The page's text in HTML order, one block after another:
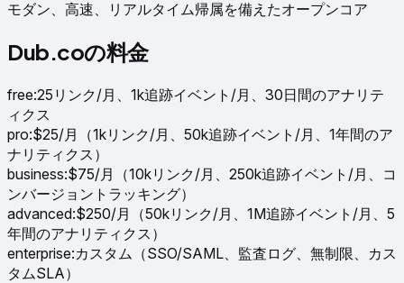
モダン、高速、リアルタイム帰属を備えたオープンコア
Dub.coの料金
free:25リンク/月、1k追跡イベント/月、30日間のアナリテ
ィクス
pro:$25/月（1kリンク/月、50k追跡イベント/月、1年間のア
ナリティクス）
business:$75/月（10kリンク/月、250k追跡イベント/月、コ
ンバージョントラッキング）
advanced:$250/月（50kリンク/月、1M追跡イベント/月、5
年間のアナリティクス）
enterprise:カスタム（SSO/SAML、監査ログ、無制限、カス
タムSLA）